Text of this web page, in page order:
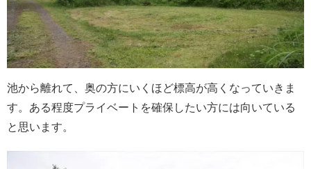
池から離れて、奥の方にいくほど標高が高くなっていきま
す。ある程度プライベートを確保したい方には向いている
と思います。